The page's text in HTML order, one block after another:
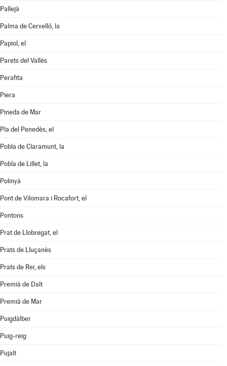
Pallejà
Palma de Cervelló, la
Papiol, el
Parets del Vallès
Perafita
Piera
Pineda de Mar
Pla del Penedès, el
Pobla de Claramunt, la
Pobla de Lillet, la
Polinyà
Pont de Vilomara i Rocafort, el
Pontons
Prat de Llobregat, el
Prats de Lluçanès
Prats de Rei, els
Premià de Dalt
Premià de Mar
Puigdàlber
Puig-reig
Pujalt